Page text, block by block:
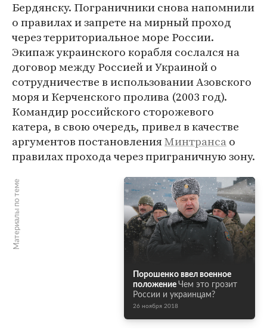
Бердянску. Пограничники снова напомнили
о правилах и запрете на мирный проход
через территориальное море России.
Экипаж украинского корабля сослался на
договор между Россией и Украиной о
сотрудничестве в использовании Азовского
моря и Керченского пролива (2003 год).
Командир российского сторожевого
катера, в свою очередь, привел в качестве
аргументов постановленияМинтрансао
правилах прохода через приграничную зону.
Материалы по теме
Порошенко ввел военное
положение Чем это грозит
России и украинцам?
26 ноября 2018